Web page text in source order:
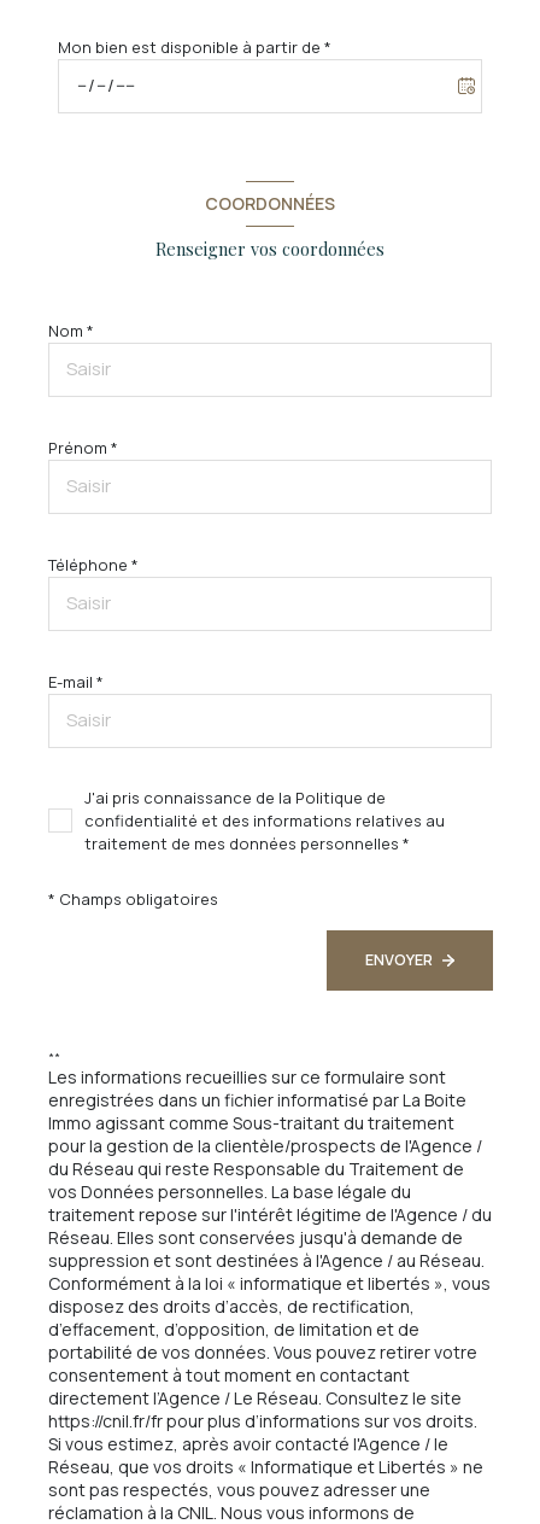
Mon bien est disponible à partir de *
COORDONNÉES
Renseigner vos coordonnées
Nom *
Prénom *
Téléphone *
E-mail *
J'ai pris connaissance de la Politique de
confidentialité et des informations relatives au
traitement de mes données personnelles *
* Champs obligatoires
ENVOYER
**
Les informations recueillies sur ce formulaire sont
enregistrées dans un fichier informatisé par La Boite
Immo agissant comme Sous-traitant du traitement
pour la gestion de la clientèle/prospects de l'Agence /
du Réseau qui reste Responsable du Traitement de
vos Données personnelles. La base légale du
traitement repose sur l'intérêt légitime de l'Agence / du
Réseau. Elles sont conservées jusqu'à demande de
suppression et sont destinées à l'Agence / au Réseau.
Conformément à la loi « informatique et libertés », vous
disposez des droits d’accès, de rectification,
d’effacement, d’opposition, de limitation et de
portabilité de vos données. Vous pouvez retirer votre
consentement à tout moment en contactant
directement l’Agence / Le Réseau. Consultez le site
https://cnil.fr/frpour plus d’informations sur vos droits.
Si vous estimez, après avoir contacté l'Agence / le
Réseau, que vos droits « Informatique et Libertés » ne
sont pas respectés, vous pouvez adresser une
réclamation à la CNIL. Nous vous informons de